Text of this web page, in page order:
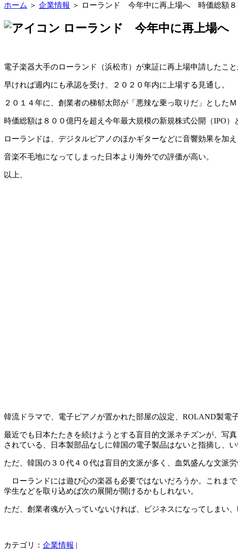
ホーム ＞ 企業情報 ＞ ローランド 今年中に再上場へ 時価総額８
ローランド 今年中に再上場へ
電子楽器大手のローランド（浜松市）が東証に再上場申請したこ
早ければ週内にも承認を受け、２０２０年内に上場する見通し。
２０１４年に、創業者の梯郁太郎が「悪辣な乗っ取りだ」とした
時価総額は８００億円を超え今年最大規模の新規株式公開（IPO）
ローランドは、デジタルピアノのほかギターなどに音響効果を加
音楽不毛地になってしまった日本より海外での評価が高い。
以上、
韓流ドラマで、電子ピアノが置かれた部屋の設定、ROLAND製電
最近でも日本たたきを続けようとする盲目的文派ネチズンが、写
されている、日本製部品なしに韓国の電子製品はないと指摘し、
ただ、韓国の３０代４０代は盲目的文派が多く、血気盛んな文派
ローランドには遊び心の楽器も必要ではないだろうか。これま
学生などを取り込めば次の展開が開けるかもしれない。
ただ、創業者魂が入っていないければ、ビジネスになってしまい
カテゴリ： 企業情報 |